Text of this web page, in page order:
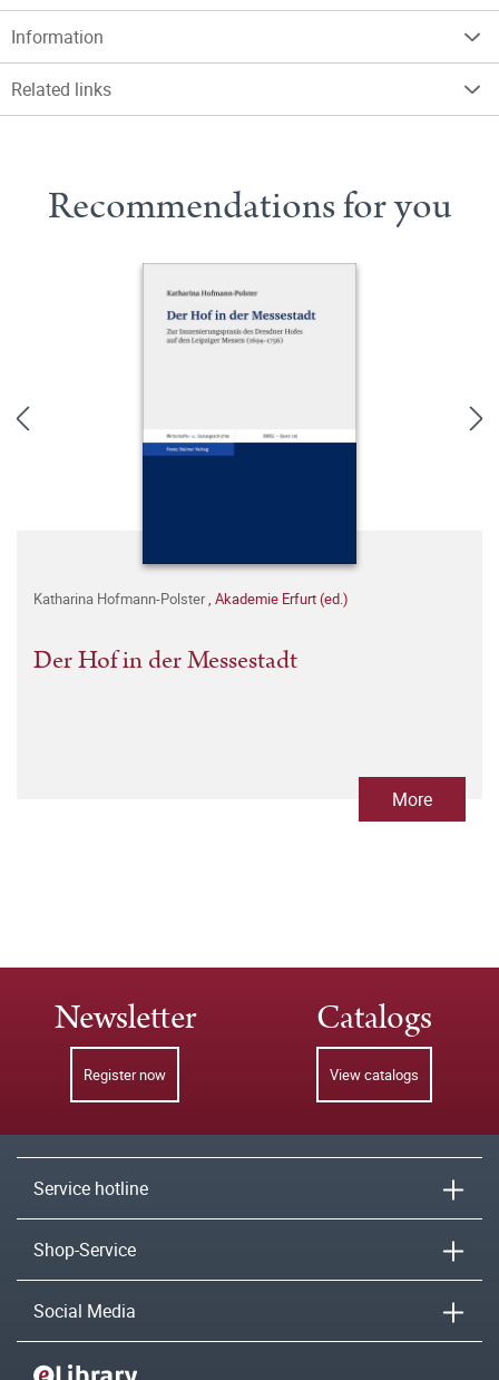
Information
Related links
Recommendations for you
Katharina Hofmann-Polster, Akademie Erfurt (ed.)
Der Hof in der Messestadt
More
Newsletter
Register now
Catalogs
View catalogs
Service hotline
Shop-Service
Social Media